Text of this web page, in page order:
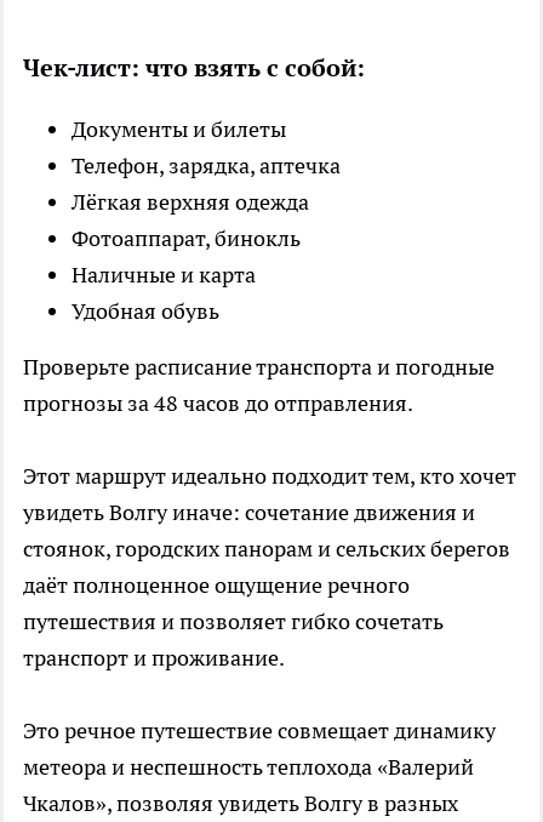
Чек-лист: что взять с собой:
Документы и билеты
Телефон, зарядка, аптечка
Лёгкая верхняя одежда
Фотоаппарат, бинокль
Наличные и карта
Удобная обувь
Проверьте расписание транспорта и погодные
прогнозы за 48 часов до отправления.
Этот маршрут идеально подходит тем, кто хочет
увидеть Волгу иначе: сочетание движения и
стоянок, городских панорам и сельских берегов
даёт полноценное ощущение речного
путешествия и позволяет гибко сочетать
транспорт и проживание.
Это речное путешествие совмещает динамику
метеора и неспешность теплохода «Валерий
Чкалов», позволяя увидеть Волгу в разных